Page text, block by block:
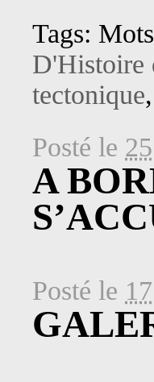
Tags:
D'Histoire
tectonique,
Posté le
A
Posté le